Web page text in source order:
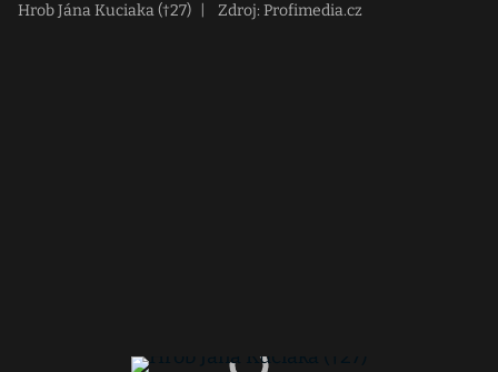
Hrob Jána Kuciaka (†27) Zdroj: Profimedia.cz